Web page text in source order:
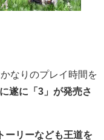
なりのプレイ時間を
遂に「3」が発売さ
ーリーなども王道を